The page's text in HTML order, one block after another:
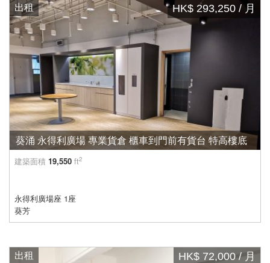
出租 HK$ 293,250 / 月
葵涌 永得利廣場 專業貨倉 櫃車到門前有貨台 特高樓底
建築面積 19,550 ft2
永得利廣場座 1座
葵芳
出租 HK$ 72,000 / 月